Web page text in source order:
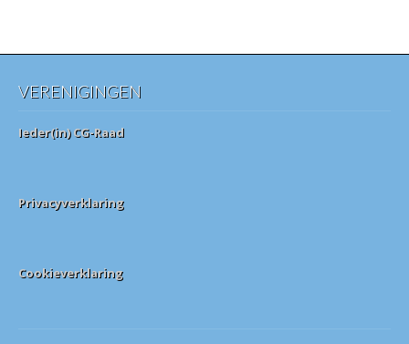
VERENIGINGEN
Ieder(in) CG-Raad
Privacyverklaring
Cookieverklaring